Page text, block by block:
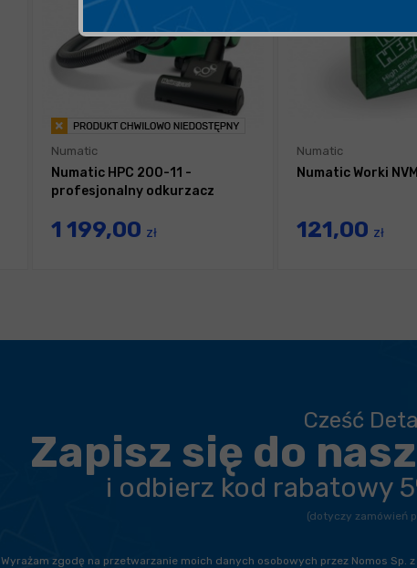
Numatic
Numatic HPC 200-11 -
profesjonalny odkurzacz
1 199,00 zł
Numatic
Numatic Worki
121,00 zł
Cześć
Zapisz się do
i odbierz kod rabatowy
(dotyczy zamówień
Wyrażam zgodę na przetwarzanie moich danych osobowych przez Nomos Sp.